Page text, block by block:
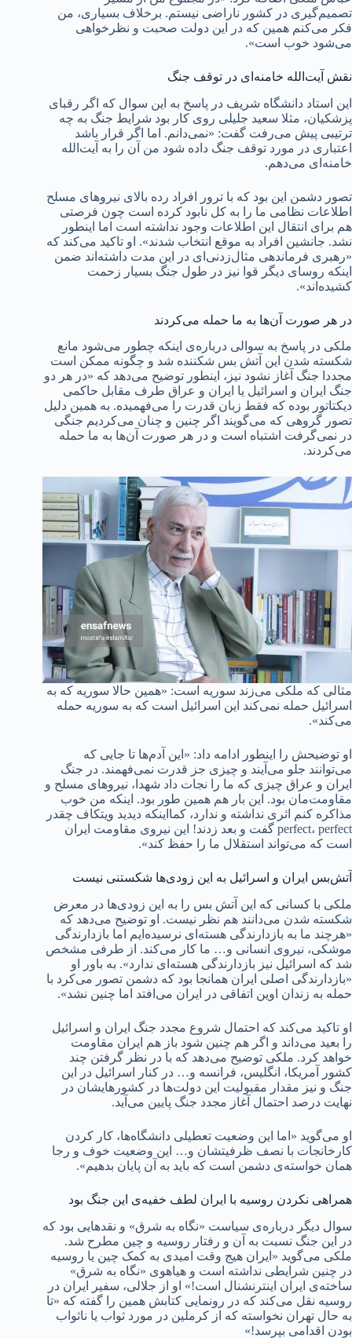
تصمیم‌گیری در کشور ناراضی نیستم. برخلاف بسیاری، من
فکر می‌کنم همین که در این دولت صحبت و نظرخواهی
می‌شود خوب است».
نقش آیت‌الله خامنه‌ای در توقف جنگ
این استاد دانشگاه شریف در پاسخ به این سوال که اگر رقبای
پزشکیان، مثلا سعید جلیلی روی کار بود شرایط جنگ به چه
ترتیبی پیش می‌رفت گفت: «نمی‌دانم. اما اگر قرار باشد
اعتباری در مورد توقف جنگ داده شود من آن را به آیت‌الله
خامنه‌ای می‌دهم.
تصور دشمن این بود که با ترور افراد رده بالای نیروهای مسلح
اطلاعات نظامی ما را به کل نابود کرده است چون فرصتی
هم برای انتقال این اطلاعات وجود نداشته است اما اینطور
نشد. جانشین افراد به موقع انتخاب شدند». او تاکید می‌کند که
«رهبری فرماندهی مثال‌زدنی‌ای در این مدت داشته‌اند ضمن
اینکه روسای دیگر قوا نیز در طول جنگ بسیار زحمت
کشیده‌اند».
در هر صورت آن‌ها به ما حمله می‌کردند
ملکی در پاسخ به سوالی درباره‌ی اینکه چطور می‌شود مانع
شکسته شدن این آتش بس شکننده شد و چگونه ممکن است
مجددا جنگ آغاز نشود نیز، اینطور توضیح می‌دهد که «در هر دو
جنگ ایران و اسرائیل یا ایران و عراق طرف مقابل حاکمی
دیکتاتور بوده که فقط زبان قدرت را می‌فهمیده. به همین دلیل
تصور گروهی که می‌گویند اگر چنین و چنان می‌کردیم جنگی
در نمی‌گرفت اشتباه است و در هر صورت آن‌ها به ما حمله
می‌کردند.
مثالی که ملکی می‌زند سوریه است: «همین حالا سوریه که به
اسرائیل حمله نمی‌کند این اسرائیل است که به سوریه حمله
می‌کند».
او توضیحش را اینطور ادامه داد: «این آدم‌ها تا جایی که
می‌توانند جلو می‌آیند و چیزی جز قدرت نمی‌فهمند. در جنگ
ایران و عراق چیزی که ما را نجات داد شهدا، نیروهای مسلح و
مقاومت‌مان بود. این بار هم همین طور بود. اینکه من خوب
مذاکره کنم اثری نداشته و ندارد، کمااینکه دیدید ویتکاف چقدر
perfect، perfect گفت و بعد زدند! این نیروی مقاومت ایران
است که می‌تواند استقلال ما را حفظ کند».
آتش‌بس ایران و اسرائیل به این زودی‌ها شکستنی نیست
ملکی با کسانی که این آتش بس را به این زودی‌ها در معرض
شکسته شدن می‌دانند هم نظر نیست. او توضیح می‌دهد که
«هرچند ما به بازدارندگی هسته‌ای نرسیده‌ایم اما بازدارندگی
موشکی، نیروی انسانی و… ما کار می‌کند. از طرفی مشخص
شد که اسرائیل نیز بازدارندگی هسته‌ای ندارد». به باور او
«بازدارندگی اصلی ایران همانجا بود که دشمن تصور می‌کرد با
حمله به زندان اوین اتفاقی در ایران می‌افتد اما چنین نشد».
او تاکید می‌کند که احتمال شروع مجدد جنگ ایران و اسرائیل
را بعید می‌داند و اگر هم چنین شود باز هم ایران مقاومت
خواهد کرد. ملکی توضیح می‌دهد که با در نظر گرفتن چند
کشور آمریکا، انگلیس، فرانسه و… در کنار اسرائیل در این
جنگ و نیز مقدار مقبولیت این دولت‌ها در کشورهایشان در
نهایت درصد احتمال آغاز مجدد جنگ پایین می‌آید.
او می‌گوید «اما این وضعیت تعطیلی دانشگاه‌ها، کار کردن
کارخانجات با نصف ظرفیتشان و… این وضعیت خوف و رجا
همان خواسته‌ی دشمن است که باید به آن پایان بدهیم».
همراهی نکردن روسیه با ایران لطف خفیه‌ی این جنگ بود
سوال دیگر درباره‌ی سیاست «نگاه به شرق» و نقدهایی بود که
در این جنگ نسبت به آن و رفتار روسیه و چین مطرح شد.
ملکی می‌گوید «ایران هیج وقت امیدی به کمک چین یا روسیه
در چنین شرایطی نداشته است و هیاهوی «نگاه به شرق»
ساخته‌ی ایران اینترنشنال است!» او از جلالی، سفیر ایران در
روسیه نقل می‌کند که در رونمایی کتابش همین را گفته که «تا
به حال تهران نخواسته که از کرملین در مورد ثواب یا ناثواب
بودن اقدامی بپرسد!»